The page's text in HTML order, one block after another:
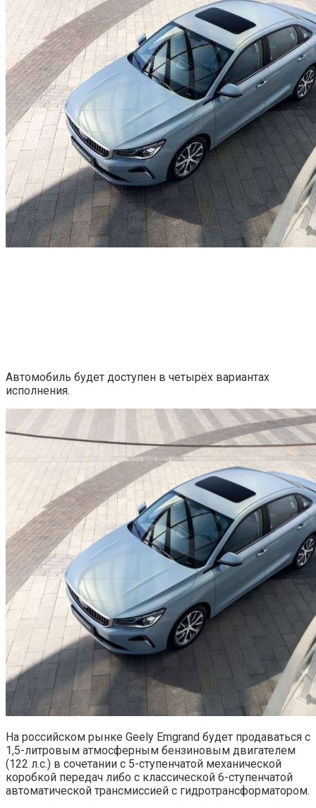
Автомобиль будет доступен в четырёх вариантах
исполнения.
На российском рынке Geely Emgrand будет продаваться с
1,5-литровым атмосферным бензиновым двигателем
(122 л.с.) в сочетании с 5-ступенчатой механической
коробкой передач либо с классической 6-ступенчатой
автоматической трансмиссией с гидротрансформатором.